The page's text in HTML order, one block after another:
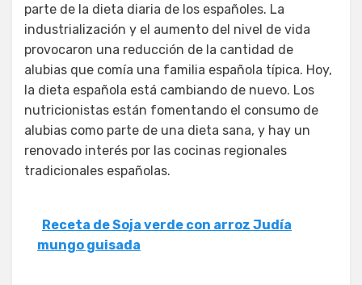
parte de la dieta diaria de los españoles. La
industrialización y el aumento del nivel de vida
provocaron una reducción de la cantidad de
alubias que comía una familia española típica. Hoy,
la dieta española está cambiando de nuevo. Los
nutricionistas están fomentando el consumo de
alubias como parte de una dieta sana, y hay un
renovado interés por las cocinas regionales
tradicionales españolas.
Receta de Soja verde con arroz Judía
mungo guisada